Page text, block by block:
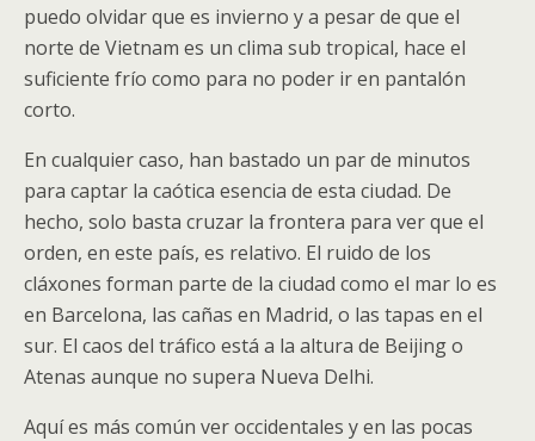
puedo olvidar que es invierno y a pesar de que el
norte de Vietnam es un clima sub tropical, hace el
suficiente frío como para no poder ir en pantalón
corto.
En cualquier caso, han bastado un par de minutos
para captar la caótica esencia de esta ciudad. De
hecho, solo basta cruzar la frontera para ver que el
orden, en este país, es relativo. El ruido de los
cláxones forman parte de la ciudad como el mar lo es
en Barcelona, las cañas en Madrid, o las tapas en el
sur. El caos del tráfico está a la altura de Beijing o
Atenas aunque no supera Nueva Delhi.
Aquí es más común ver occidentales y en las pocas